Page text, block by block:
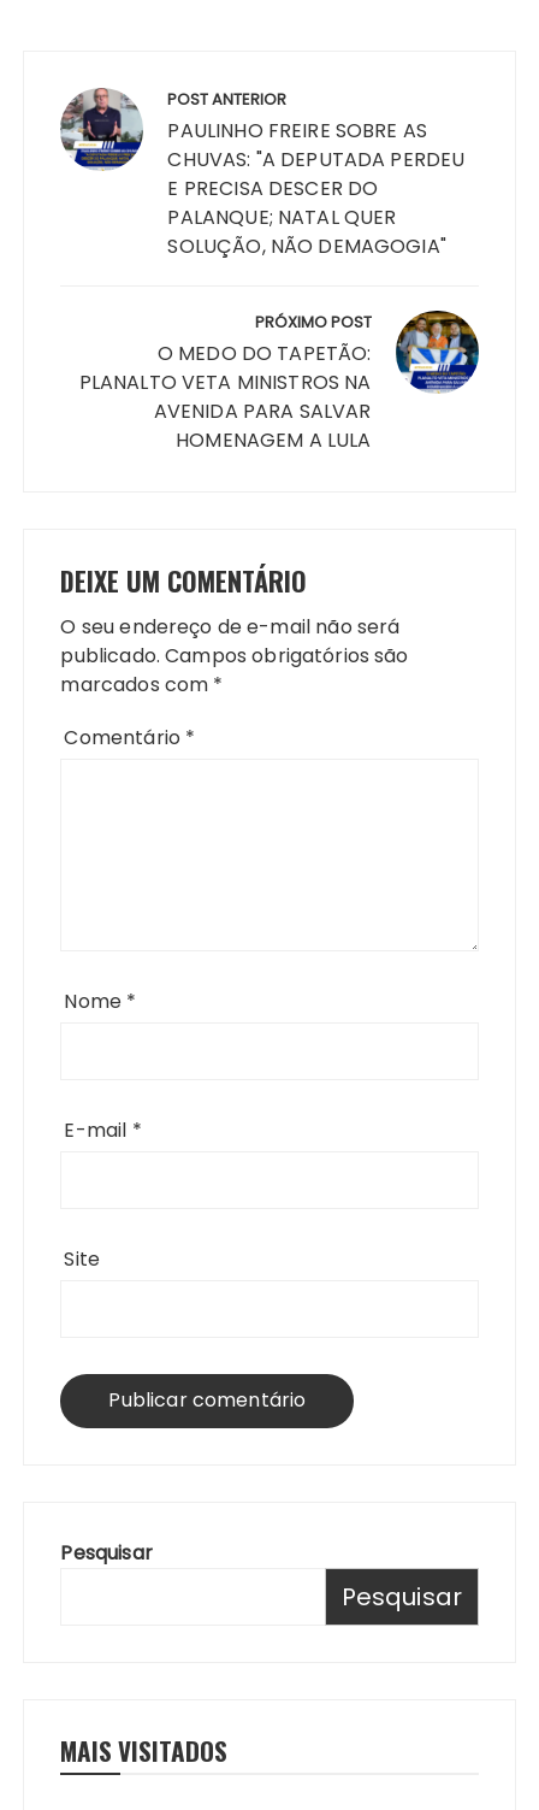
Post
POST ANTERIOR
PAULINHO FREIRE SOBRE AS
CHUVAS: "A DEPUTADA PERDEU
E PRECISA DESCER DO
PALANQUE; NATAL QUER
SOLUÇÃO, NÃO DEMAGOGIA"
PRÓXIMO POST
O MEDO DO TAPETÃO:
PLANALTO VETA MINISTROS NA
AVENIDA PARA SALVAR
HOMENAGEM A LULA
DEIXE UM COMENTÁRIO
O seu endereço de e-mail não será
publicado. Campos obrigatórios são
marcados com *
Comentário *
Nome *
E-mail *
Site
Pesquisar
Pesquisar
MAIS VISITADOS